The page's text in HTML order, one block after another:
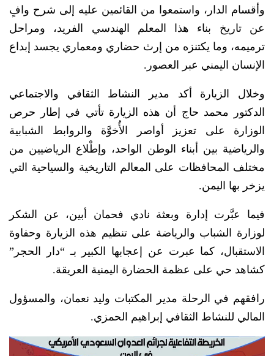
وأقسام الدار، واستمعوا من القائمين عليه إلى شرح وافٍ
عن تاريخ بناء هذا المعلم الهندسي الفريد، ومراحل
ترميمه، وما يكتنزه من إرث حضاري ومعماري يجسد إبداع
الإنسان اليمني عبر العصور.
وخلال الزيارة أكد مدير النشاط الثقافي والاجتماعي
الدكتور محمد حاج أن هذه الزيارة تأتي في إطار حرص
الوزارة على تعزيز أواصر الأُخوَّة والروابط الشبابية
والرياضية بين أبناء الوطن الواحد، وإطْلاع الرياضيين من
مختلف المحافظات على المعالم التاريخية والسياحية التي
يزخر بها اليمن.
فيما عبَّرت إدارة وبعثة نادي فحمان أبين، عن الشكر
لوزارة الشباب والرياضة على تنظيم هذه الزيارة وحفاوة
الاستقبال، كما عبرت عن إعجابها الكبير بـ “دار الحجر”
كشاهد حي على عظمة الحضارة اليمنية العريقة.
رافقهم في الرحلة مدير المكتبات وليد نعمان، والمسؤول
المالي للنشاط الثقافي إبراهيم الحمزي.